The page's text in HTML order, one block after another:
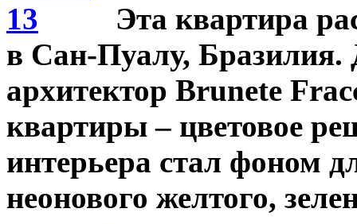
Эта квартира
в Сан-Пуалу, Бразилия.
архитектор Brunete
квартиры – цветовое
интерьера стал фоном
неонового желтого,